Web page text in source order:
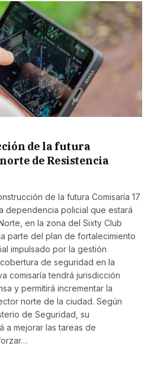
de la futura
de Resistencia
de la futura Comisaría 17
dependencia policial que estará
en la zona del Sixty Club
parte del plan de fortalecimiento
impulsado por la gestión
de seguridad en la
comisaría tendrá jurisdicción
y permitirá incrementar la
norte de la ciudad. Según
de Seguridad, su
a mejorar las tareas de